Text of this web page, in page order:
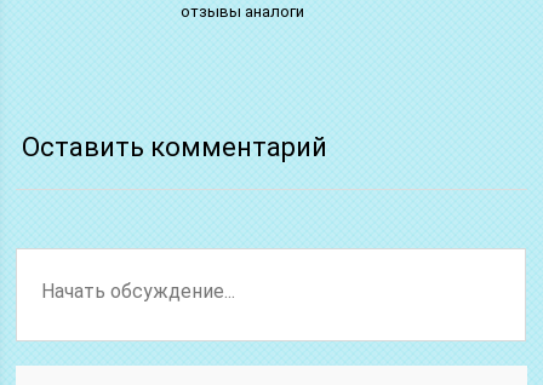
отзывы аналоги
Оставить комментарий